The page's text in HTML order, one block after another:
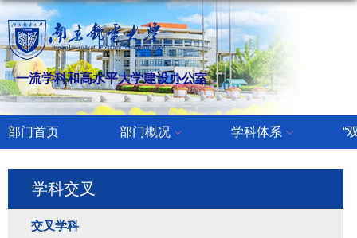
一流学科和高水平大学建设办公室
部门首页 部门概况 学科体系 “
学科交叉
交叉学科